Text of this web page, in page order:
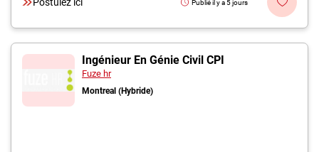
Publié il y a 5 jours
Ingénieur En Génie Civil CPI
Fuze hr
Montreal (Hybride)